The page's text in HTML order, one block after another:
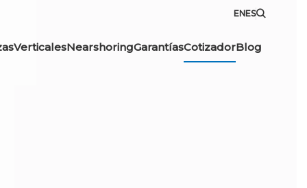
ENES
VerticalesNearshoringGarantíasCotizadorBlog